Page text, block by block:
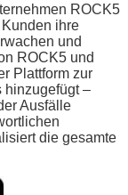
ROCK5
ihre
und
ROCK5 und
Plattform zur
hinzugefügt –
Ausfälle
die gesamte